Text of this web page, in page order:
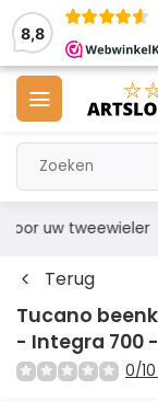
8,8
voor uw tweewieler
Terug
Tucano
- Integra 700
0/